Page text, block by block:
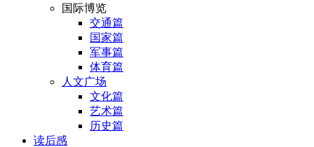
国际博览
交通篇
国家篇
军事篇
体育篇
人文广场
文化篇
艺术篇
历史篇
读后感